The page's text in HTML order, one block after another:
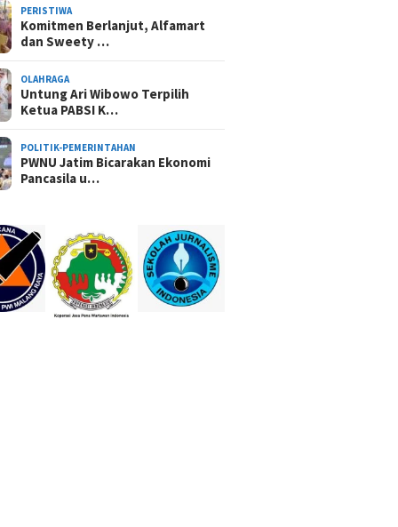
PERISTIWA
Komitmen Berlanjut, Alfamart
dan Sweety …
OLAHRAGA
Untung Ari Wibowo Terpilih
Ketua PABSI K…
POLITIK-PEMERINTAHAN
PWNU Jatim Bicarakan Ekonomi
Pancasila u…